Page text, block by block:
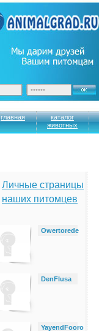
главная
каталог
животных
Личные страницы
наших питомцев
Owertorede
DenFlusa
YayendFooro